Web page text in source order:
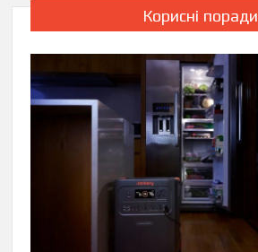
Корисні поради